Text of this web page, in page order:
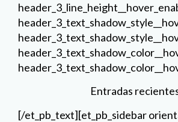
Entradas
[/et_pb_text][et_pb_sidebar